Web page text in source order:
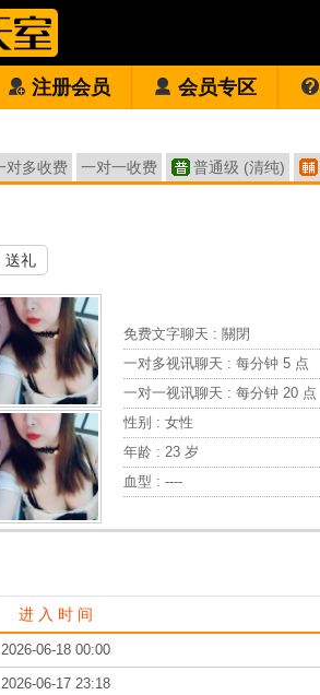
注册会员 会员专区
对多收费 一对一收费 普通级 (清纯)
送礼
免费文字聊天 : 關閉
一对多视讯聊天 : 每分钟 5 点
一对一视讯聊天 : 每分钟 20 点
性别 : 女性
年龄 : 23 岁
血型 : ----
进 入 时 间
2026-06-18 00:00
2026-06-17 23:18